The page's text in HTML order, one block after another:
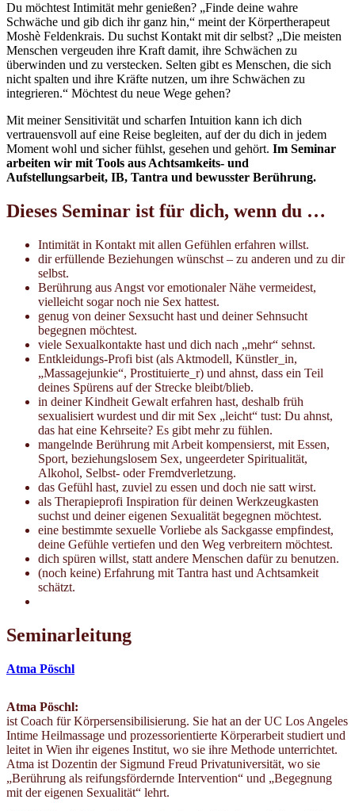
Du möchtest Intimität mehr genießen? „Finde deine wahre
Schwäche und gib dich ihr ganz hin,“ meint der Körpertherapeut
Moshè Feldenkrais. Du suchst Kontakt mit dir selbst? „Die meisten
Menschen vergeuden ihre Kraft damit, ihre Schwächen zu
überwinden und zu verstecken. Selten gibt es Menschen, die sich
nicht spalten und ihre Kräfte nutzen, um ihre Schwächen zu
integrieren.“ Möchtest du neue Wege gehen?
Mit meiner Sensitivität und scharfen Intuition kann ich dich
vertrauensvoll auf eine Reise begleiten, auf der du dich in jedem
Moment wohl und sicher fühlst, gesehen und gehört. Im Seminar
arbeiten wir mit Tools aus Achtsamkeits- und
Aufstellungsarbeit, IB, Tantra und bewusster Berührung.
Dieses Seminar ist für dich, wenn du …
Intimität in Kontakt mit allen Gefühlen erfahren willst.
dir erfüllende Beziehungen wünschst – zu anderen und zu dir
selbst.
Berührung aus Angst vor emotionaler Nähe vermeidest,
vielleicht sogar noch nie Sex hattest.
genug von deiner Sexsucht hast und deiner Sehnsucht
begegnen möchtest.
viele Sexualkontakte hast und dich nach „mehr“ sehnst.
Entkleidungs-Profi bist (als Aktmodell, Künstler_in,
„Massagejunkie“, Prostituierte_r) und ahnst, dass ein Teil
deines Spürens auf der Strecke bleibt/blieb.
in deiner Kindheit Gewalt erfahren hast, deshalb früh
sexualisiert wurdest und dir mit Sex „leicht“ tust: Du ahnst,
das hat eine Kehrseite? Es gibt mehr zu fühlen.
mangelnde Berührung mit Arbeit kompensierst, mit Essen,
Sport, beziehungslosem Sex, ungeerdeter Spiritualität,
Alkohol, Selbst- oder Fremdverletzung.
das Gefühl hast, zuviel zu essen und doch nie satt wirst.
als Therapieprofi Inspiration für deinen Werkzeugkasten
suchst und deiner eigenen Sexualität begegnen möchtest.
eine bestimmte sexuelle Vorliebe als Sackgasse empfindest,
deine Gefühle vertiefen und den Weg verbreitern möchtest.
dich spüren willst, statt andere Menschen dafür zu benutzen.
(noch keine) Erfahrung mit Tantra hast und Achtsamkeit
schätzt.
Seminarleitung
Atma Pöschl
Atma Pöschl:
ist Coach für Körpersensibilisierung. Sie hat an der UC Los Angeles
Intime Heilmassage und prozessorientierte Körperarbeit studiert und
leitet in Wien ihr eigenes Institut, wo sie ihre Methode unterrichtet.
Atma ist Dozentin der Sigmund Freud Privatuniversität, wo sie
„Berührung als reifungsfördernde Intervention“ und „Begegnung
mit der eigenen Sexualität“ lehrt.